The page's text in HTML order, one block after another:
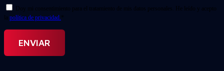
Doy mi consentimiento para el tratamiento de mis datos personales. He leído y acepto
la política de privacidad. *